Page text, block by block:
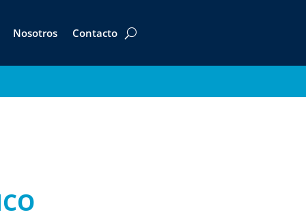
Nosotros Contacto